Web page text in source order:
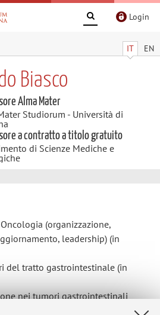
Login
IT EN
Biasco
Alma Mater
Studiorum - Università di
a contratto a titolo gratuito
di Scienze Mediche e
(organizzazione,
leadership) (in
del tratto gastrointestinale (in
nei tumori gastrointestinali